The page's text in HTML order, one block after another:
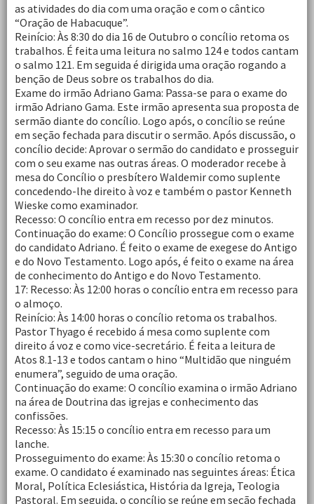
as atividades do dia com uma oração e com o cântico
“Oração de Habacuque”.
Reinício: Às 8:30 do dia 16 de Outubro o concílio retoma os
trabalhos. É feita uma leitura no salmo 124 e todos cantam
o salmo 121. Em seguida é dirigida uma oração rogando a
benção de Deus sobre os trabalhos do dia.
Exame do irmão Adriano Gama: Passa-se para o exame do
irmão Adriano Gama. Este irmão apresenta sua proposta de
sermão diante do concílio. Logo após, o concílio se reúne
em seção fechada para discutir o sermão. Após discussão, o
concílio decide: Aprovar o sermão do candidato e prosseguir
com o seu exame nas outras áreas. O moderador recebe à
mesa do Concílio o presbítero Waldemir como suplente
concedendo-lhe direito à voz e também o pastor Kenneth
Wieske como examinador.
Recesso: O concílio entra em recesso por dez minutos.
Continuação do exame: O Concílio prossegue com o exame
do candidato Adriano. É feito o exame de exegese do Antigo
e do Novo Testamento. Logo após, é feito o exame na área
de conhecimento do Antigo e do Novo Testamento.
17: Recesso: Às 12:00 horas o concílio entra em recesso para
o almoço.
Reinício: Às 14:00 horas o concílio retoma os trabalhos.
Pastor Thyago é recebido á mesa como suplente com
direito á voz e como vice-secretário. É feita a leitura de
Atos 8.1-13 e todos cantam o hino “Multidão que ninguém
enumera”, seguido de uma oração.
Continuação do exame: O concílio examina o irmão Adriano
na área de Doutrina das igrejas e conhecimento das
confissões.
Recesso: Às 15:15 o concílio entra em recesso para um
lanche.
Prosseguimento do exame: Às 15:30 o concílio retoma o
exame. O candidato é examinado nas seguintes áreas: Ética
Moral, Política Eclesiástica, História da Igreja, Teologia
Pastoral. Em seguida, o concílio se reúne em seção fechada